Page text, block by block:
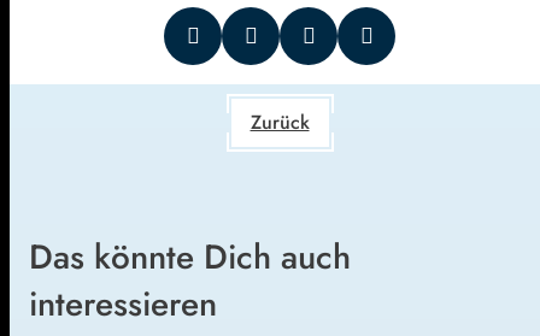
Zurück
Das könnte Dich auch
interessieren